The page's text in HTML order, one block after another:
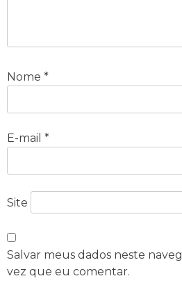
Nome *
E-mail *
Site
Salvar meus dados neste
vez que eu comentar.